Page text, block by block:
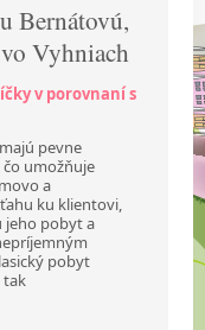
Bernátovú,
Vyhniach
v porovnaní s
pevne
umožňuje
a
ku klientovi,
jeho pobyt a
pobyt
tak